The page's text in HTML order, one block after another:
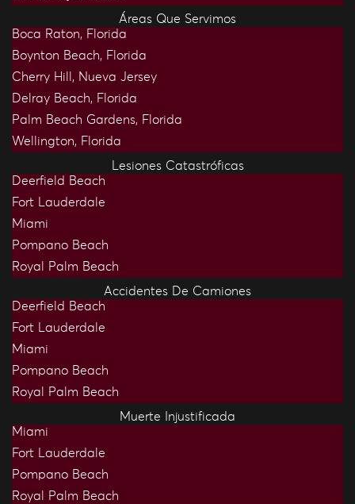
Áreas Que Servimos
Boca Raton, Florida
Boynton Beach, Florida
Cherry Hill, Nueva Jersey
Delray Beach, Florida
Palm Beach Gardens, Florida
Wellington, Florida
Lesiones Catastróficas
Deerfield Beach
Fort Lauderdale
Miami
Pompano Beach
Royal Palm Beach
Accidentes De Camiones
Deerfield Beach
Fort Lauderdale
Miami
Pompano Beach
Royal Palm Beach
Muerte Injustificada
Miami
Fort Lauderdale
Pompano Beach
Royal Palm Beach